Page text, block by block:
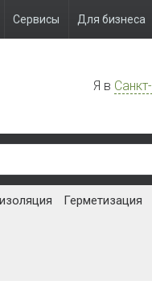
Сервисы Для бизнеса
Я в
Герметизация